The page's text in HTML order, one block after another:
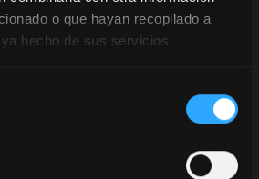
o que hayan recopilado a
hecho de sus servicios.
y McCormick Farm: La
de la mano
, la gestión agronómica se vuelve